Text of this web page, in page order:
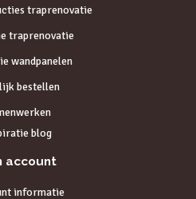
traprenovatie
traprenovatie
wandpanelen
bestellen
blog
account
informatie